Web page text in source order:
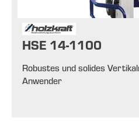
HSE 14-1100
Robustes und solides
Anwender